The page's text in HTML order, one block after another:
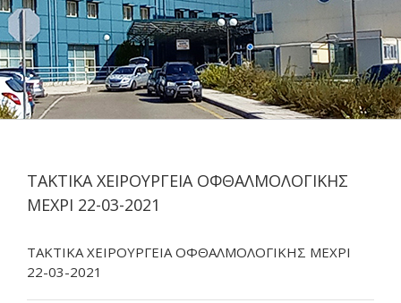
ΤΑΚΤΙΚΑ ΧΕΙΡΟΥΡΓΕΙΑ ΟΦΘΑΛΜΟΛΟΓΙΚΗΣ
ΜΕΧΡΙ 22-03-2021
ΤΑΚΤΙΚΑ ΧΕΙΡΟΥΡΓΕΙΑ ΟΦΘΑΛΜΟΛΟΓΙΚΗΣ ΜΕΧΡΙ
22-03-2021